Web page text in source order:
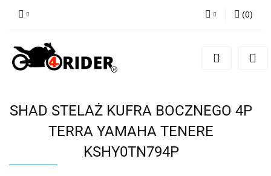
Zarejestruj się
(0)
SHAD STELAŻ KUFRA BOCZNEGO 4P
TERRA YAMAHA TENERE
KSHY0TN794P